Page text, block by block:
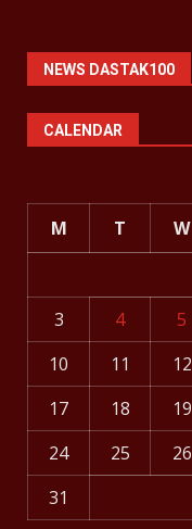
NEWS DASTAK100
CALENDAR
M T W
3
4 5
10
11 12
17
18 19
24
25 26
31